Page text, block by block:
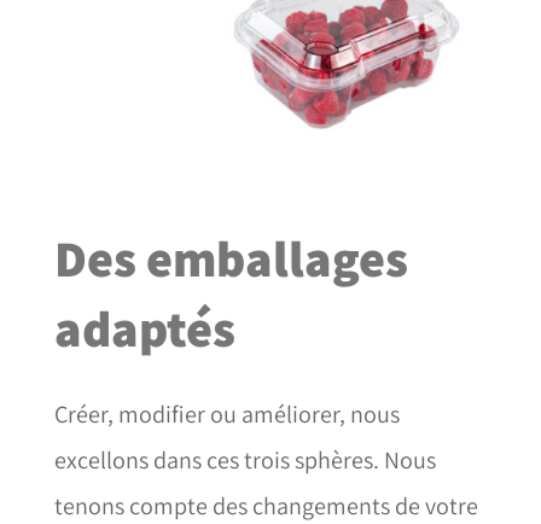
Des emballages
adaptés
Créer, modifier ou améliorer, nous
excellons dans ces trois sphères. Nous
tenons compte des changements de votre